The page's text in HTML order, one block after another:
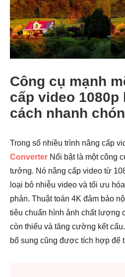
Công cụ mạnh
cấp video 1080p
cách nhanh
Trong số nhiều trình nâng cấp
Converter Nổi bật là một công
tưởng. Nó nâng cấp video từ
loại bỏ nhiễu video và tối ưu
phản. Thuật toán 4K đảm bảo
tiêu chuẩn hình ảnh chất lượng
còn thiếu và tăng cường kết
bổ sung cũng được tích hợp để